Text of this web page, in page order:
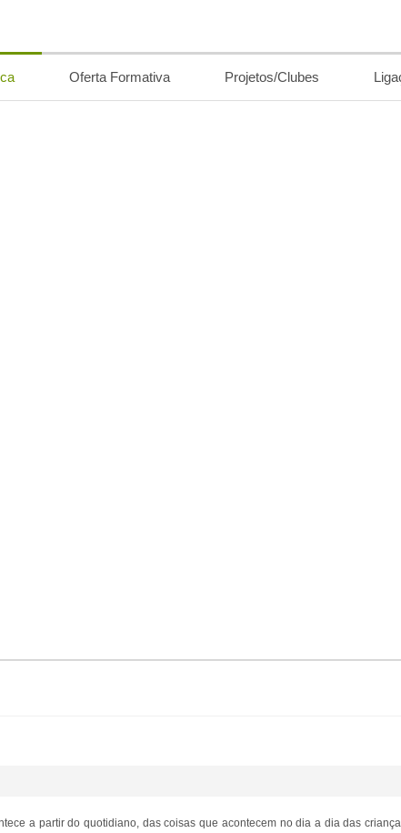
Oferta Formativa Projetos/Clubes
a partir do quotidiano, das coisas que acontecem no dia a dia das